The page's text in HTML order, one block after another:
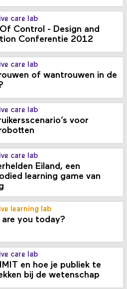
care lab
Control - Design and
Conferentie 2012
care lab
of wantrouwen in de
care lab
voor
care lab
Eiland, een
learning game van
learning lab
are you today?
care lab
en hoe je publiek te
bij de wetenschap